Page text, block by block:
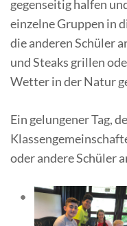
gegenseitig halfen
einzelne Gruppen in
die anderen Schüler
und Steaks grillen
Wetter in der Natur
Ein gelungener Tag,
oder andere Schüler